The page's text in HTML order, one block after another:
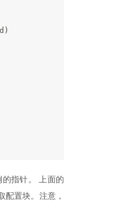
指针。 上面的
配置块。注意，